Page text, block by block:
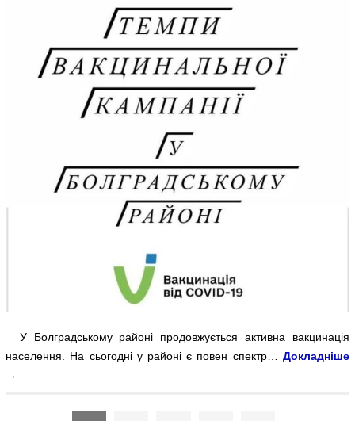
У Болградському районі продовжується активна вакцинація
населення. На сьогодні у районі є повен спектр… Докладніше
→